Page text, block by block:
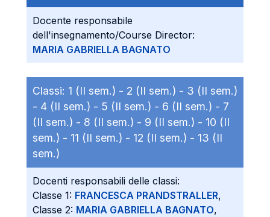
Docente responsabile
dell'insegnamento/Course Director:
MARIA GABRIELLA BAGNATO
Classi: 1 (II sem.) - 2 (II sem.) - 3 (II sem.)
- 4 (II sem.) - 5 (II sem.) - 6 (II sem.) - 7
(II sem.) - 8 (II sem.) - 9 (II sem.) - 10 (II
sem.) - 11 (II sem.) - 12 (II sem.) - 13 (II
sem.)
Docenti responsabili delle classi:
Classe 1: FRANCESCA PRANDSTRALLER,
Classe 2: MARIA GABRIELLA BAGNATO,